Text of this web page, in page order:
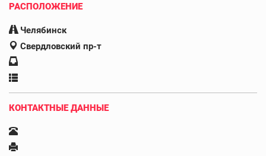
РАСПОЛОЖЕНИЕ
Челябинск
Свердловский пр-т
КОНТАКТНЫЕ ДАННЫЕ